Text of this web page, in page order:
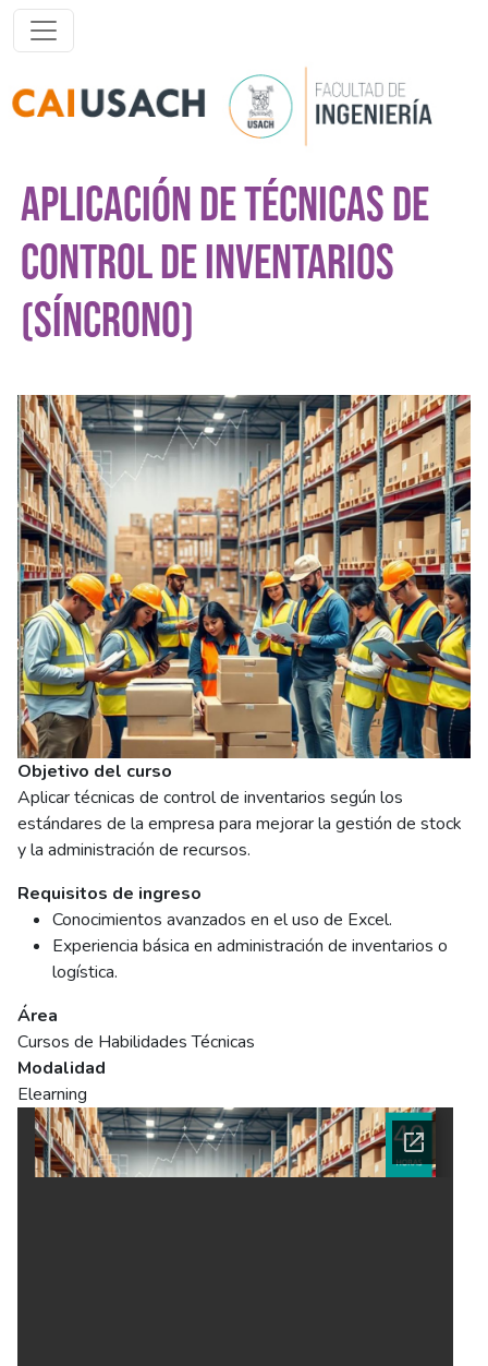
Pasar al contenido principal
APLICACIÓN DE TÉCNICAS DE
CONTROL DE INVENTARIOS
(SÍNCRONO)
Imagen del curso
Objetivo del curso
Aplicar técnicas de control de inventarios según los
estándares de la empresa para mejorar la gestión de stock
y la administración de recursos.
Requisitos de ingreso
Conocimientos avanzados en el uso de Excel.
Experiencia básica en administración de inventarios o
logística.
Área
Cursos de Habilidades Técnicas
Modalidad
Elearning
Ficha del curso